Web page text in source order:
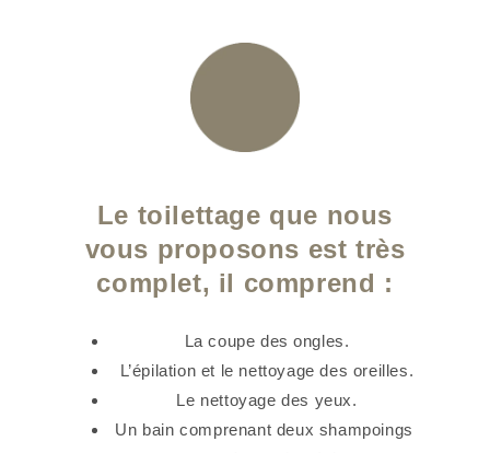
Le toilettage que nous
vous proposons est très
complet, il comprend :
La coupe des ongles.
L’épilation et le nettoyage des oreilles.
Le nettoyage des yeux.
Un bain comprenant deux shampoings